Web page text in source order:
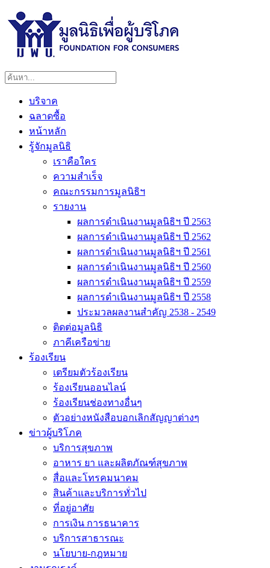
บริจาค
ฉลาดซื้อ
หน้าหลัก
รู้จักมูลนิธิ
เราคือใคร
ความสำเร็จ
คณะกรรมการมูลนิธิฯ
รายงาน
ผลการดำเนินงานมูลนิธิฯ ปี 2563
ผลการดำเนินงานมูลนิธิฯ ปี 2562
ผลการดำเนินงานมูลนิธิฯ ปี 2561
ผลการดำเนินงานมูลนิธิฯ ปี 2560
ผลการดำเนินงานมูลนิธิฯ ปี 2559
ผลการดำเนินงานมูลนิธิฯ ปี 2558
ประมวลผลงานสำคัญ 2538 - 2549
ติดต่อมูลนิธิ
ภาคีเครือข่าย
ร้องเรียน
เตรียมตัวร้องเรียน
ร้องเรียนออนไลน์
ร้องเรียนช่องทางอื่นๆ
ตัวอย่างหนังสือบอกเลิกสัญญาต่างๆ
ข่าวผู้บริโภค
บริการสุขภาพ
อาหาร ยา และผลิตภัณฑ์สุขภาพ
สื่อและโทรคมนาคม
สินค้าและบริการทั่วไป
ที่อยู่อาศัย
การเงิน การธนาคาร
บริการสาธารณะ
นโยบาย-กฎหมาย